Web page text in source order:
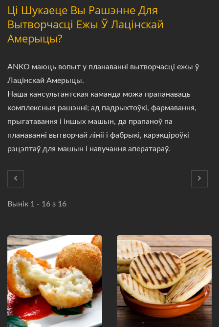
Ці Шукаеце Вы Рашэнне Для
Вытворчасці Ежы Ў Лацінскай
Амерыцы?
ANKO маюць вопыт у планаванні вытворчасці ежы ў
Лацінскай Амерыцы.
Наша кансультантская каманда можа прапанаваць
комплексныя рашэнні; ад падрыхтоўкі, фармавання,
прыгатавання і іншых машын, да прапаноў па
планаванні вытворчай лініі і фабрыкі, карэкціроўкі
рэцэптаў для машын і навучання аператараў.
Вынік 1 - 16 з 16